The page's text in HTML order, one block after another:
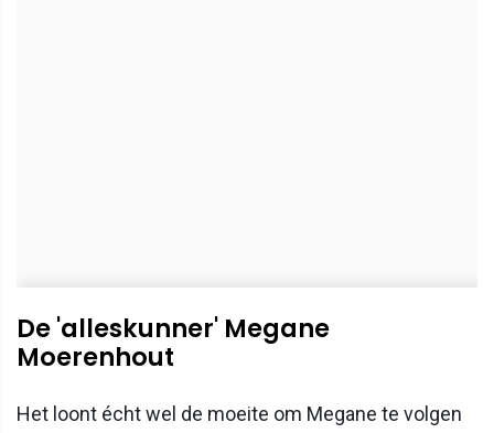
De 'alleskunner' Megane
Moerenhout
Het loont écht wel de moeite om Megane te volgen